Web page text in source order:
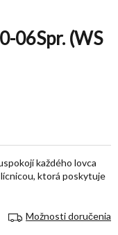
06Spr. (WS
Možnosti doručenia
každého lovca
ktorá poskytuje